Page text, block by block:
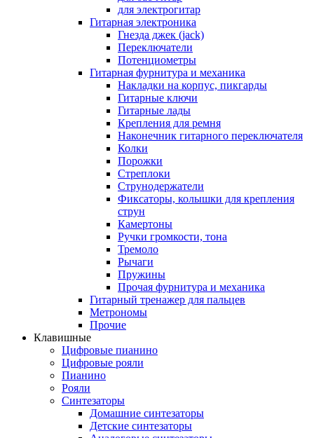
для электрогитар
Гитарная электроника
Гнезда джек (jack)
Переключатели
Потенциометры
Гитарная фурнитура и механика
Накладки на корпус, пикгарды
Гитарные ключи
Гитарные лады
Крепления для ремня
Наконечник гитарного переключателя
Колки
Порожки
Стреплоки
Струнодержатели
Фиксаторы, колышки для крепления
струн
Камертоны
Ручки громкости, тона
Тремоло
Рычаги
Пружины
Прочая фурнитура и механика
Гитарный тренажер для пальцев
Метрономы
Прочие
Клавишные
Цифровые пианино
Цифровые рояли
Пианино
Рояли
Синтезаторы
Домашние синтезаторы
Детские синтезаторы